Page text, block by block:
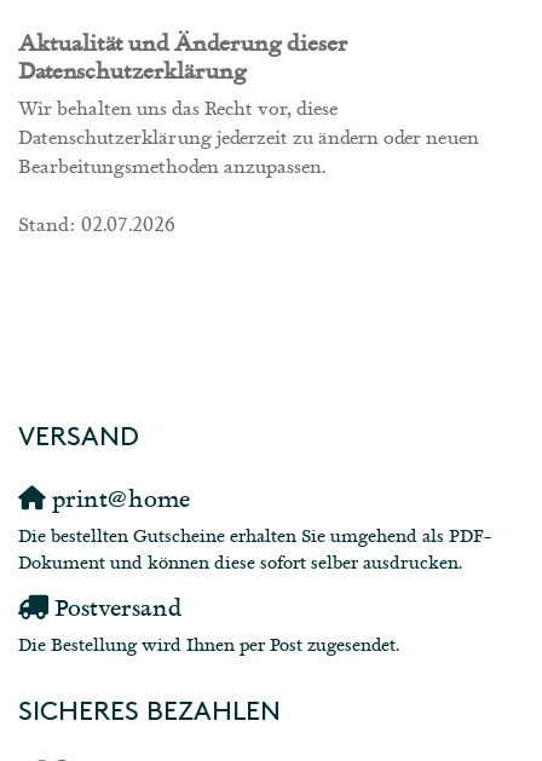
Aktualität und Änderung dieser
Datenschutzerklärung
Wir behalten uns das Recht vor, diese
Datenschutzerklärung jederzeit zu ändern oder neuen
Bearbeitungsmethoden anzupassen.
Stand: 02.07.2026
VERSAND
print@home
Die bestellten Gutscheine erhalten Sie umgehend als PDF-
Dokument und können diese sofort selber ausdrucken.
Postversand
Die Bestellung wird Ihnen per Post zugesendet.
SICHERES BEZAHLEN